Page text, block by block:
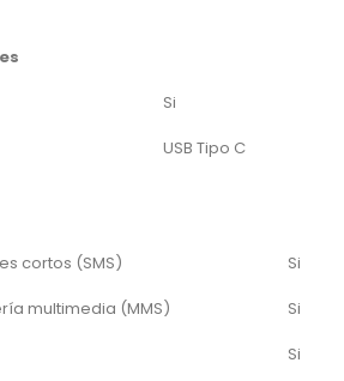
Si
USB Tipo C
cortos (SMS)
Si
multimedia (MMS)
Si
Si